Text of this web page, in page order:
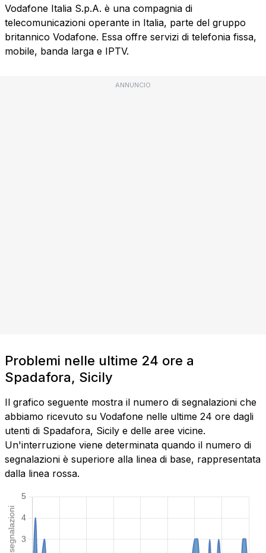
Vodafone Italia S.p.A. è una compagnia di
telecomunicazioni operante in Italia, parte del gruppo
britannico Vodafone. Essa offre servizi di telefonia fissa,
mobile, banda larga e IPTV.
ANNUNCIO
Problemi nelle ultime 24 ore a
Spadafora, Sicily
Il grafico seguente mostra il numero di segnalazioni che
abbiamo ricevuto su Vodafone nelle ultime 24 ore dagli
utenti di Spadafora, Sicily e delle aree vicine.
Un'interruzione viene determinata quando il numero di
segnalazioni è superiore alla linea di base, rappresentata
dalla linea rossa.